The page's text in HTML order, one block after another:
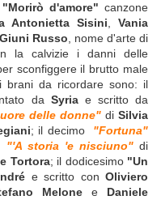
"Morirò d'amore" canzone
Antonietta Sisini
Vania
Giuni Russo , nome d'arte di
la calvizie i danni delle
sconfiggere il brutto male
brani da ricordare sono: il
da Syriae scritto da
delle donne"diSilvia
; il decimo
"Fortuna"
"'A storia 'e nisciuno"di
Tortora; il dodicesimo "Un
e scritto conOliviero
Melone e Daniele